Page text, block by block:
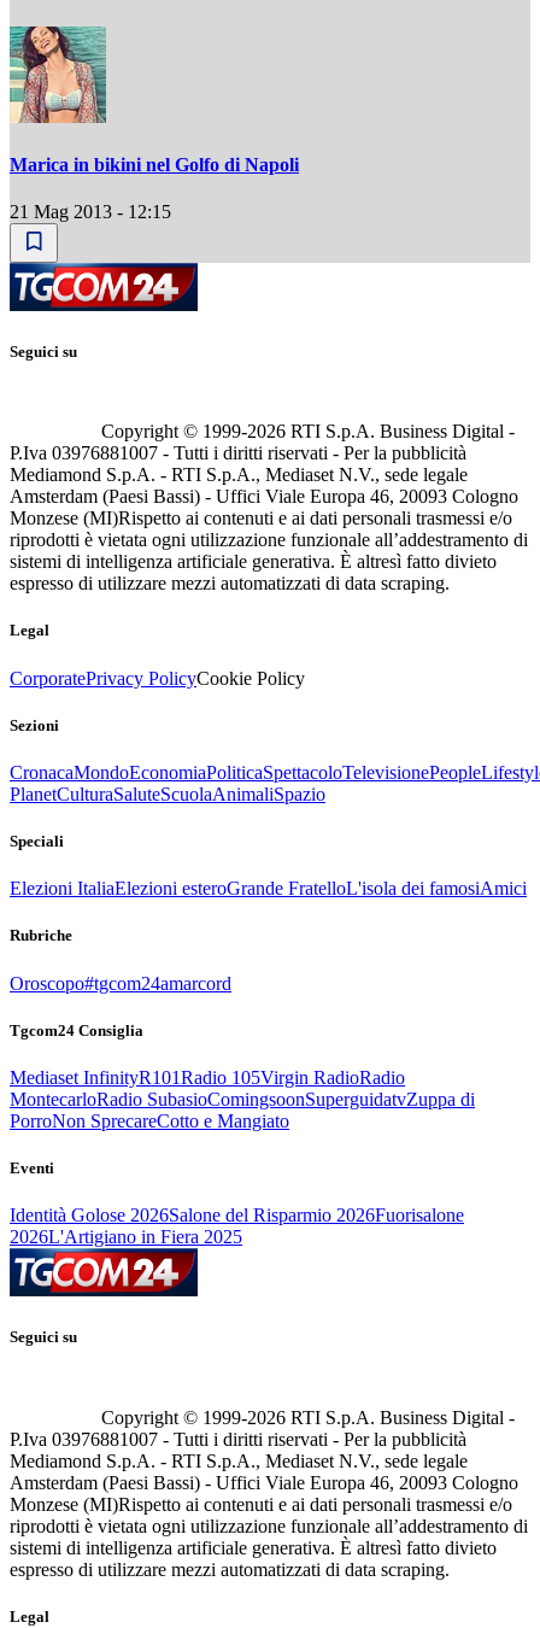
Marica in bikini nel Golfo di Napoli
21 Mag 2013 - 12:15
Seguici su
Copyright © 1999-2026 RTI S.p.A. Business Digital -
P.Iva 03976881007 - Tutti i diritti riservati - Per la pubblicità
Mediamond S.p.A. - RTI S.p.A., Mediaset N.V., sede legale
Amsterdam (Paesi Bassi) - Uffici Viale Europa 46, 20093 Cologno
Monzese (MI)Rispetto ai contenuti e ai dati personali trasmessi e/o
riprodotti è vietata ogni utilizzazione funzionale all’addestramento di
sistemi di intelligenza artificiale generativa. È altresì fatto divieto
espresso di utilizzare mezzi automatizzati di data scraping.
Legal
CorporatePrivacy PolicyCookie Policy
Sezioni
CronacaMondoEconomiaPoliticaSpettacoloTelevisionePeople
PlanetCulturaSaluteScuolaAnimaliSpazio
Speciali
Elezioni ItaliaElezioni esteroGrande FratelloL'isola dei famosiAmici
Rubriche
Oroscopo#tgcom24amarcord
Tgcom24 Consiglia
Mediaset InfinityR101Radio 105Virgin RadioRadio
MontecarloRadio SubasioComingsoonSuperguidatvZuppa di
PorroNon SprecareCotto e Mangiato
Eventi
Identità Golose 2026Salone del Risparmio 2026Fuorisalone
2026L'Artigiano in Fiera 2025
Seguici su
Copyright © 1999-2026 RTI S.p.A. Business Digital -
P.Iva 03976881007 - Tutti i diritti riservati - Per la pubblicità
Mediamond S.p.A. - RTI S.p.A., Mediaset N.V., sede legale
Amsterdam (Paesi Bassi) - Uffici Viale Europa 46, 20093 Cologno
Monzese (MI)Rispetto ai contenuti e ai dati personali trasmessi e/o
riprodotti è vietata ogni utilizzazione funzionale all’addestramento di
sistemi di intelligenza artificiale generativa. È altresì fatto divieto
espresso di utilizzare mezzi automatizzati di data scraping.
Legal